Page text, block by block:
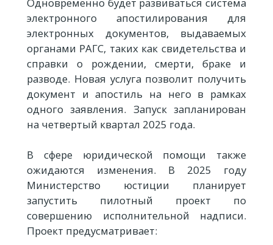
электронного апостилирования для
электронных документов, выдаваемых
органами РАГС, таких как свидетельства и
справки о рождении, смерти, браке и
разводе. Новая услуга позволит получить
документ и апостиль на него в рамках
одного заявления. Запуск запланирован
на четвертый квартал 2025 года.
В сфере юридической помощи также
ожидаются изменения. В 2025 году
Министерство юстиции планирует
запустить пилотный проект по
совершению исполнительной надписи.
Проект предусматривает: